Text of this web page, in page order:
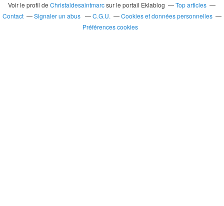
Voir le profil deChristaldesaintmarcsur le portail Eklablog
Top articles
Contact
Signaler un abus C.G.U.
Cookies et données personnelles
Préférences cookies